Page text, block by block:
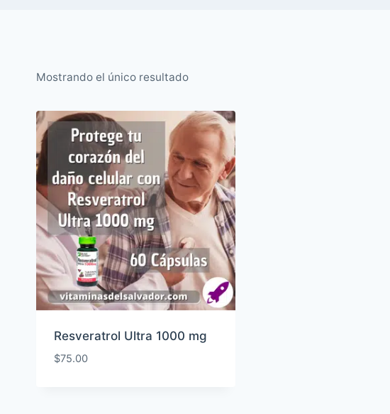
Mostrando el único resultado
Resveratrol Ultra 1000 mg
$75.00